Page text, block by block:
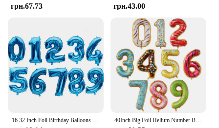
грн.67.73 грн.43.00
40Inch Big Foil Helium Number Balloon 0-9 Happy Birthday Wedding Party Decorations Baby Shower Large Figures Air Globos Supplies